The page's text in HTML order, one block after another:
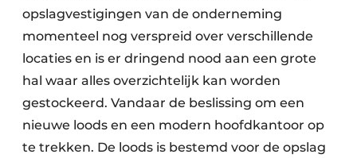
opslagvestigingen van de onderneming
momenteel nog verspreid over verschillende
locaties en is er dringend nood aan een grote
hal waar alles overzichtelijk kan worden
gestockeerd. Vandaar de beslissing om een
nieuwe loods en een modern hoofdkantoor op
te trekken. De loods is bestemd voor de opslag